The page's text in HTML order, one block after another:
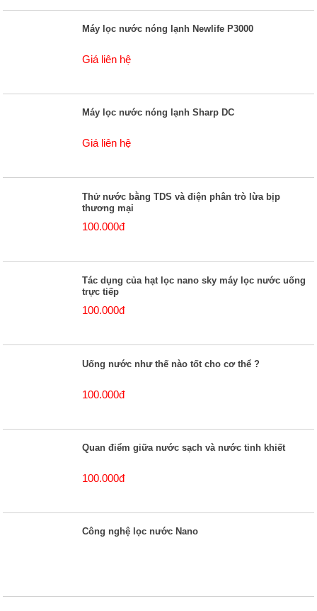
Máy lọc nước nóng lạnh Newlife P3000
Giá liên hệ
Máy lọc nước nóng lạnh Sharp DC
Giá liên hệ
Thử nước bằng TDS và điện phân trò lừa bịp
thương mại
100.000đ
Tác dụng của hạt lọc nano sky máy lọc nước uống
trực tiếp
100.000đ
Uống nước như thế nào tốt cho cơ thể ?
100.000đ
Quan điểm giữa nước sạch và nước tinh khiết
100.000đ
Công nghệ lọc nước Nano